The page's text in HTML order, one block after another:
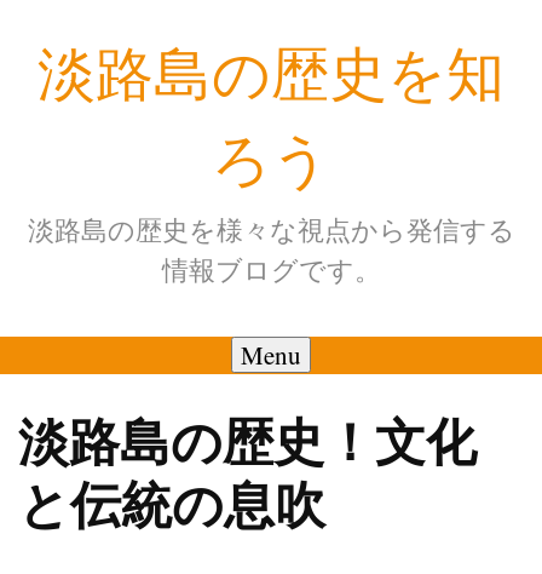
Skip
淡路島の歴史を知
ろう
淡路島の歴史を様々な視点から発信する
情報ブログです。
Menu
淡路島の歴史！文化
と伝統の息吹